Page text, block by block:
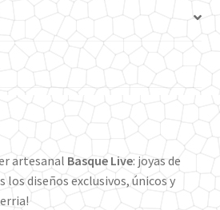
artesanal Basque Live: joyas de
diseños exclusivos, únicos y